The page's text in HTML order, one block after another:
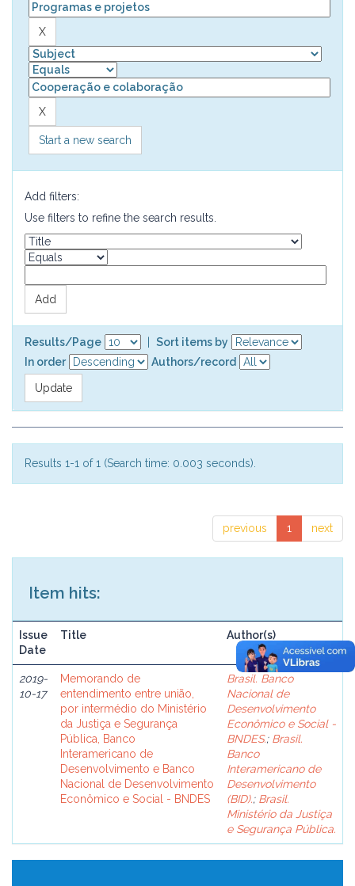
Start a new search
Add filters:
Use filters to refine the search results.
Results/Page
Sort items by
In order
Authors/record
Results 1-1 of 1 (Search time: 0.003 seconds).
previous 1 next
Item hits:
Issue
Date
Title Author(s)
2019-
10-17
Memorando de
entendimento entre união,
por intermédio do Ministério
da Justiça e Segurança
Pública, Banco
Interamericano de
Desenvolvimento e Banco
Nacional de Desenvolvimento
Econômico e Social - BNDES
Brasil. Banco
Nacional de
Desenvolvimento
Econômico e Social -
BNDES.; Brasil.
Banco
Interamericano de
Desenvolvimento
(BID).; Brasil.
Ministério da Justiça
e Segurança Pública.